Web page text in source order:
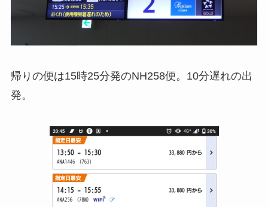
帰りの便は15時25分発のNH258便。10分遅れの出
発。